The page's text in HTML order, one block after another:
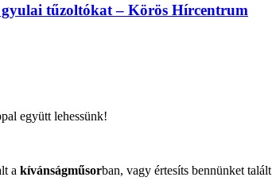
tűzoltókat – Körös Hírcentrum
együtt lehessünk!
a kívánságműsorban, vagy értesíts bennünket talált